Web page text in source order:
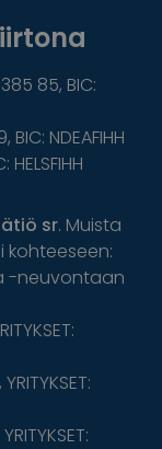
85, BIC:
NDEAFIHH
sr. Muista
kohteeseen:
-neuvontaan